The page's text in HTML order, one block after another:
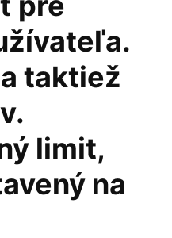
taktiež
limit,
na